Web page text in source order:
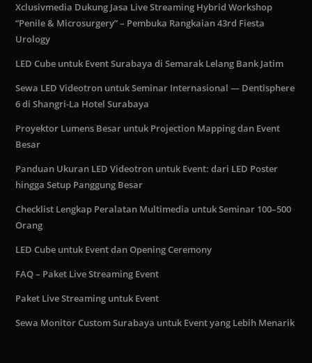
Xclusivmedia Dukung Jasa Live Streaming Hybrid Workshop
“Penile & Microsurgery” – Pembuka Rangkaian 43rd Fiesta
Urology
LED Cube untuk Event Surabaya di Semarak Lelang Bank Jatim
Sewa LED Videotron untuk Seminar Internasional — Dentisphere
6 di Shangri-La Hotel Surabaya
Proyektor Lumens Besar untuk Projection Mapping dan Event
Besar
Panduan Ukuran LED Videotron untuk Event: dari LED Poster
hingga Setup Panggung Besar
Checklist Lengkap Peralatan Multimedia untuk Seminar 100–500
Orang
LED Cube untuk Event dan Opening Ceremony
FAQ – Paket Live Streaming Event
Paket Live Streaming untuk Event
Sewa Monitor Custom Surabaya untuk Event yang Lebih Menarik